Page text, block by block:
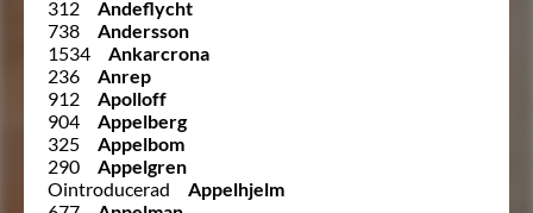
312
Andeflycht
738
Andersson
1534
Ankarcrona
236
Anrep
912
Apolloff
904
Appelberg
325
Appelbom
290
Appelgren
Ointroducerad
Appelhjelm